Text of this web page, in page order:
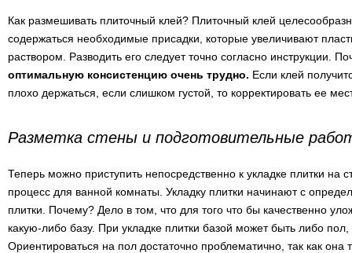
Как размешивать плиточный клей? Плиточный клей
содержаться необходимые присадки, которые увеличивают
раствором. Разводить его следует точно согласно инструкции.
оптимальную консистенцию очень трудно. Если клей
плохо держаться, если слишком густой, то корректировать ее
Разметка стены и подготовительные
Теперь можно приступить непосредственно к укладке плитки на
процесс для ванной комнаты. Укладку плитки начинают с
плитки. Почему? Дело в том, что для того что бы качественно
какую-либо базу. При укладке плитки базой может быть либо
Ориентироваться на пол достаточно проблематично, так как